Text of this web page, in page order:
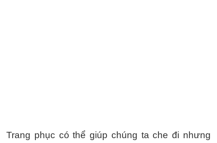
Trang phục có thể giúp chúng ta che đi nhưng